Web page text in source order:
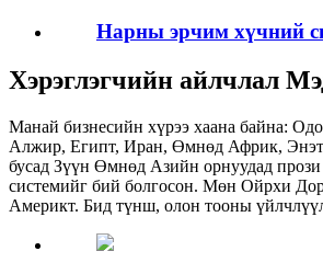
Нарны эрчим хүчний
Хэрэглэгчийн айлчлал
Манай бизнесийн хүрээ хаана байна:
Алжир, Египт, Иран, Өмнөд Африк,
бусад Зүүн Өмнөд Азийн орнуудад прози
системийг бий болгосон. Мөн Ойрхи
Америкт. Бид түнш, олон тооны